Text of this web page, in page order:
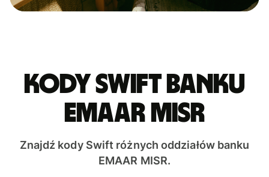
Kody Swift banku
EMAAR MISR
Znajdź kody Swift różnych oddziałów banku
EMAAR MISR.